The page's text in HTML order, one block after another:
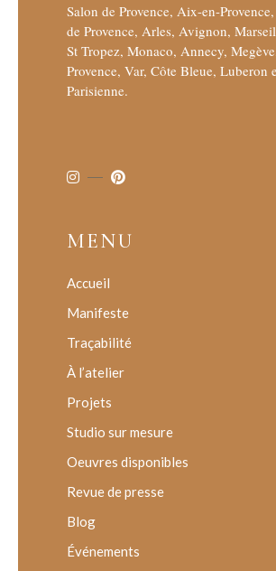
Salon de Provence, Aix-en-
de Provence, Arles, Avignon,
St Tropez, Monaco, Annecy,
Provence, Var, Côte Bleue, Luberon
Parisienne.
MENU
Accueil
Manifeste
Traçabilité
À l’atelier
Projets
Studio sur mesure
Oeuvres disponibles
Revue de presse
Blog
Événements